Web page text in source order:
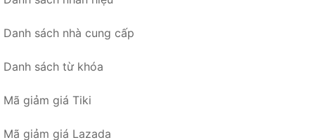
Danh sách nhà cung cấp
Danh sách từ khóa
Mã giảm giá Tiki
Mã giảm giá Lazada